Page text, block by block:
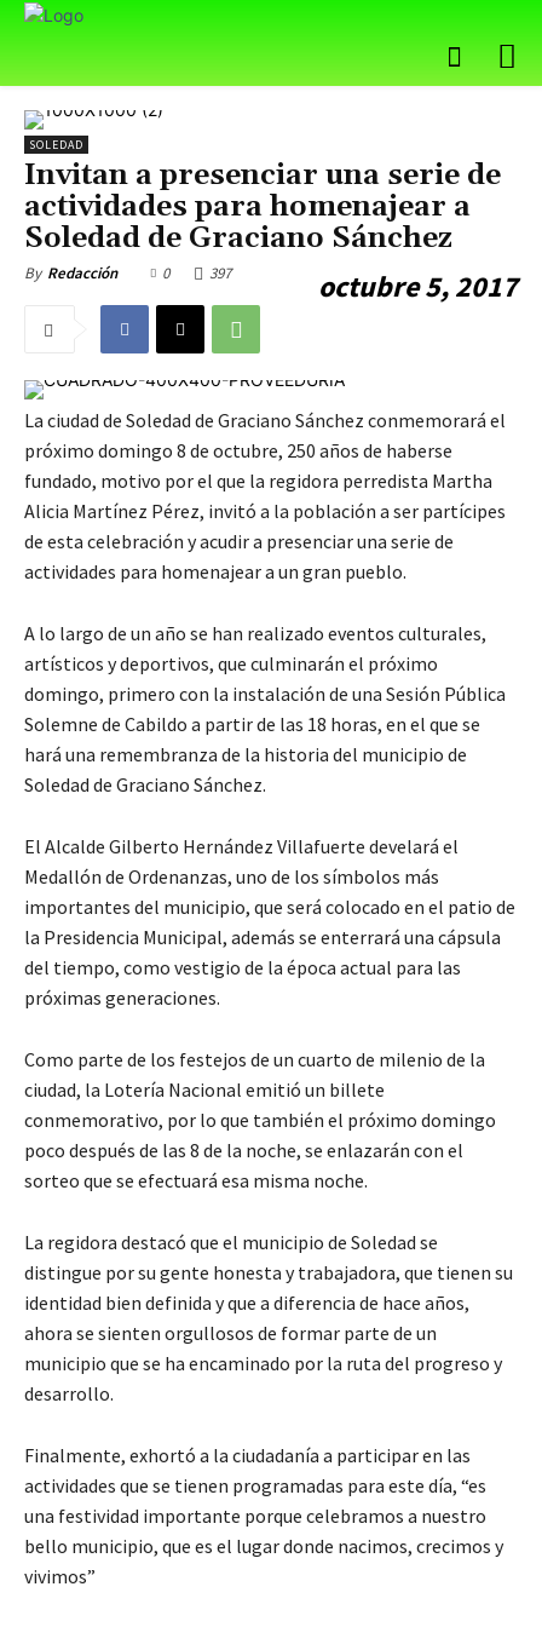
SOLEDAD
Invitan a presenciar una serie de
actividades para homenajear a
Soledad de Graciano Sánchez
By Redacción octubre 5, 2017
0 397
La ciudad de Soledad de Graciano Sánchez conmemorará el
próximo domingo 8 de octubre, 250 años de haberse
fundado, motivo por el que la regidora perredista Martha
Alicia Martínez Pérez, invitó a la población a ser partícipes
de esta celebración y acudir a presenciar una serie de
actividades para homenajear a un gran pueblo.
A lo largo de un año se han realizado eventos culturales,
artísticos y deportivos, que culminarán el próximo
domingo, primero con la instalación de una Sesión Pública
Solemne de Cabildo a partir de las 18 horas, en el que se
hará una remembranza de la historia del municipio de
Soledad de Graciano Sánchez.
El Alcalde Gilberto Hernández Villafuerte develará el
Medallón de Ordenanzas, uno de los símbolos más
importantes del municipio, que será colocado en el patio de
la Presidencia Municipal, además se enterrará una cápsula
del tiempo, como vestigio de la época actual para las
próximas generaciones.
Como parte de los festejos de un cuarto de milenio de la
ciudad, la Lotería Nacional emitió un billete
conmemorativo, por lo que también el próximo domingo
poco después de las 8 de la noche, se enlazarán con el
sorteo que se efectuará esa misma noche.
La regidora destacó que el municipio de Soledad se
distingue por su gente honesta y trabajadora, que tienen su
identidad bien definida y que a diferencia de hace años,
ahora se sienten orgullosos de formar parte de un
municipio que se ha encaminado por la ruta del progreso y
desarrollo.
Finalmente, exhortó a la ciudadanía a participar en las
actividades que se tienen programadas para este día, “es
una festividad importante porque celebramos a nuestro
bello municipio, que es el lugar donde nacimos, crecimos y
vivimos”